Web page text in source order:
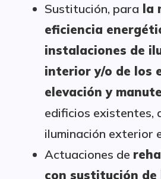
Sustitución, para la
eficiencia
instalaciones de
interior y/o de los
elevación y
edificios existentes,
iluminación exterior
Actuaciones de
con sustitución de